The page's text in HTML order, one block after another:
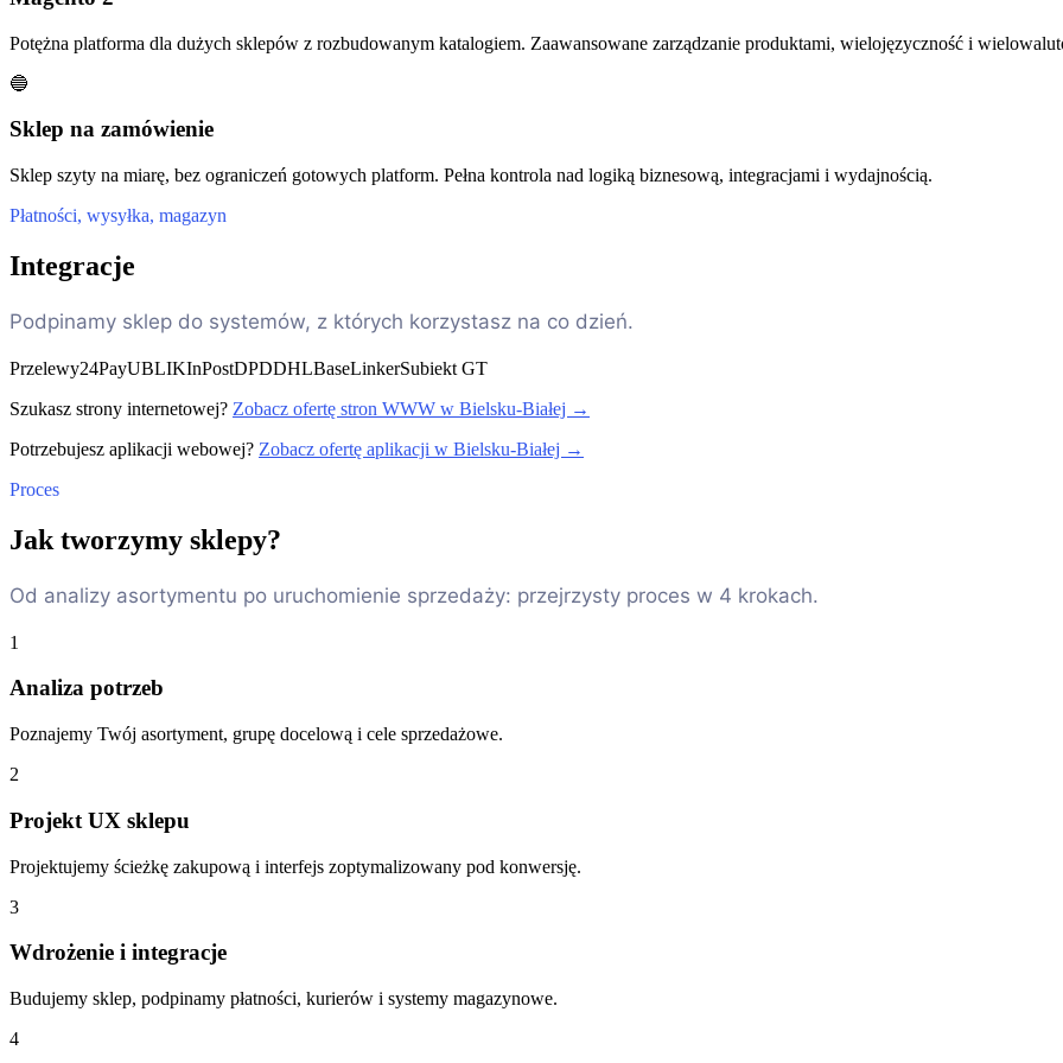
Potężna platforma dla dużych sklepów z rozbudowanym katalogiem. Zaawansowane zarządzanie produktami, wielojęzyczność i
🔵
Sklep na zamówienie
Sklep szyty na miarę, bez ograniczeń gotowych platform. Pełna kontrola nad logiką biznesową, integracjami i wydajnością.
Płatności, wysyłka, magazyn
Integracje
Podpinamy sklep do systemów, z których korzystasz na co dzień.
Przelewy24PayUBLIKInPostDPDDHLBaseLinkerSubiekt GT
Szukasz strony internetowej? Zobacz ofertę stron WWW w Bielsku-Białej →
Potrzebujesz aplikacji webowej? Zobacz ofertę aplikacji w Bielsku-Białej →
Proces
Jak tworzymy sklepy?
Od analizy asortymentu po uruchomienie sprzedaży: przejrzysty proces w 4 krokach.
1
Analiza potrzeb
Poznajemy Twój asortyment, grupę docelową i cele sprzedażowe.
2
Projekt UX sklepu
Projektujemy ścieżkę zakupową i interfejs zoptymalizowany pod konwersję.
3
Wdrożenie i integracje
Budujemy sklep, podpinamy płatności, kurierów i systemy magazynowe.
4